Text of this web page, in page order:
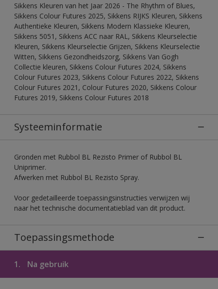
Sikkens Kleuren van het Jaar 2026 - The Rhythm of Blues,
Sikkens Colour Futures 2025, Sikkens RIJKS Kleuren, Sikkens
Authentieke Kleuren, Sikkens Modern Klassieke Kleuren,
Sikkens 5051, Sikkens ACC naar RAL, Sikkens Kleurselectie
Kleuren, Sikkens Kleurselectie Grijzen, Sikkens Kleurselectie
Witten, Sikkens Gezondheidszorg, Sikkens Van Gogh
Collectie kleuren, Sikkens Colour Futures 2024, Sikkens
Colour Futures 2023, Sikkens Colour Futures 2022, Sikkens
Colour Futures 2021, Colour Futures 2020, Sikkens Colour
Futures 2019, Sikkens Colour Futures 2018
Systeeminformatie
Gronden met Rubbol BL Rezisto Primer of Rubbol BL
Uniprimer.
Afwerken met Rubbol BL Rezisto Spray.
Voor gedetailleerde toepassingsinstructies verwijzen wij
naar het technische documentatieblad van dit product.
Toepassingsmethode
1. Na gebruik